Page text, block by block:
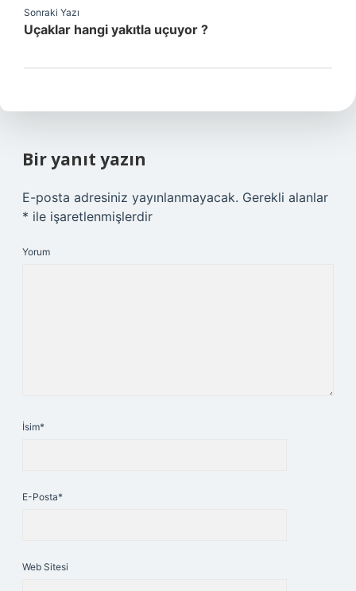
Sonraki Yazı
Uçaklar hangi yakıtla uçuyor ?
Bir yanıt yazın
E-posta adresiniz yayınlanmayacak. Gerekli alanlar
* ile işaretlenmişlerdir
Yorum
İsim*
E-Posta*
Web Sitesi